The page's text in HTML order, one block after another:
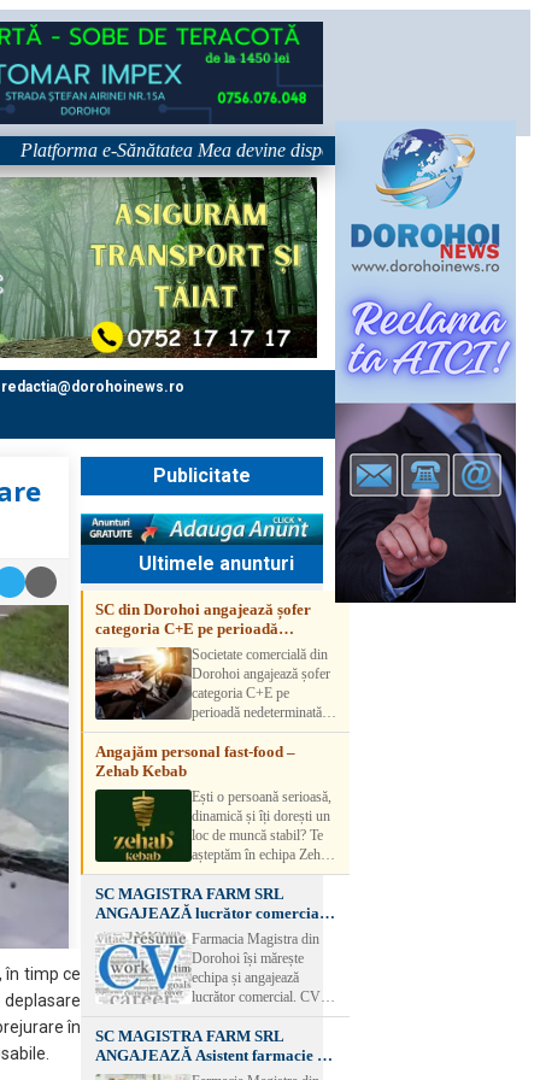
e-Sănătatea Mea devine disponibilă pe 1 septembrie:
redactia@dorohoinews.ro
în timp ce
în
Publicitate
Ultimele anunturi
SC din Dorohoi angajează șofer
categoria C+E pe perioadă
nedeterminatăSocietate comercială din
Dorohoi angajează șofer
categoria C+E pe
perioadă nedeterminată.
Candidatul trebuie să
aibă experiență și atestat
detalii, vă rog să sunați la
numărul de telefon.
Angajăm personal fast-food –
Zehab Kebab
Ești o persoană serioasă,
dinamică și îți dorești un
loc de muncă stabil? Te
așteptăm în echipa Zehab
Kebab! Posturi
disponibile: -
SHAORMAR AJUTOR
BUCATAR 2/posturi -
LUCRATOR
COMERCIAL
VANZATOR /2 posturi
muncă Program flexibil
Salariu motivant, în
funcție de experienț
SC MAGISTRA FARM SRL
ANGAJEAZĂ lucrător comercial –
DOROHOI
Farmacia Magistra din
Dorohoi își mărește
echipa și angajează
lucrător comercial. CV-
urile se pot depune: * la
sediul Farmaciei
Magistra – Bulevardul
Victoriei nr. 23, Dorohoi
SC MAGISTRA FARM SRL
ANGAJEAZĂ Asistent farmacie –
DOROHOI